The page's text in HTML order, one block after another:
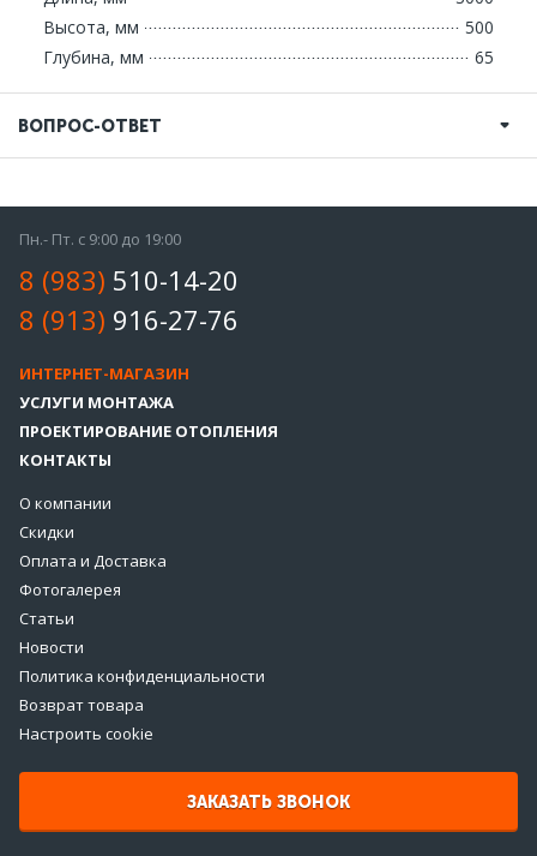
Высота, мм
500
Глубина, мм
65
ВОПРОС-ОТВЕТ
Пн.- Пт. с 9:00 до 19:00
8 (983) 510-14-20
8 (913) 916-27-76
ИНТЕРНЕТ-МАГАЗИН
УСЛУГИ МОНТАЖА
ПРОЕКТИРОВАНИЕ ОТОПЛЕНИЯ
КОНТАКТЫ
О компании
Скидки
Оплата и Доставка
Фотогалерея
Статьи
Новости
Политика конфиденциальности
Возврат товара
Настроить cookie
ЗАКАЗАТЬ ЗВОНОК